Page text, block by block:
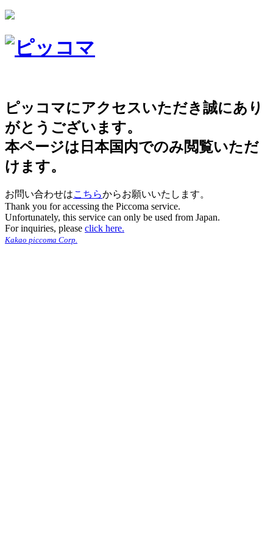
ピッコマにアクセスいただき誠にあり
がとうございます。
本ページは日本国内でのみ閲覧いただ
けます。
お問い合わせはこちらからお願いいたします。
Thank you for accessing the Piccoma service.
Unfortunately, this service can only be used from Japan.
For inquiries, please click here.
Kakao piccoma Corp.